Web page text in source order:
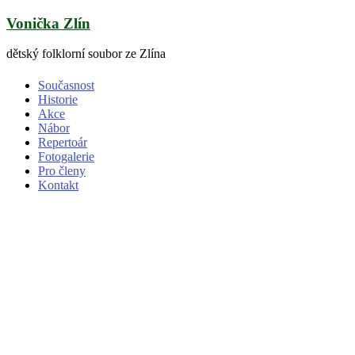
Skip
content
Vonička Zlín
dětský folklorní soubor ze Zlína
Současnost
Historie
Akce
Nábor
Repertoár
Fotogalerie
Pro členy
Kontakt